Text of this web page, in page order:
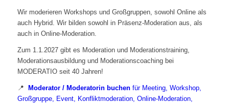
Wir moderieren Workshops und Großgruppen, sowohl Online als
auch Hybrid. Wir bilden sowohl in Präsenz-Moderation aus, als
auch in Online-Moderation.
Zum 1.1.2027 gibt es Moderation und Moderationstraining,
Moderationsausbildung und Moderationscoaching bei
MODERATIO seit 40 Jahren!
📍 Moderator / Moderatorin buchenfür Meeting, Workshop,
Großgruppe, Event, Konfliktmoderation, Online-Moderation,